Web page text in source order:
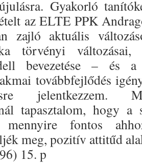
Gyakorló
az ELTE PPK
zajló aktuális
törvényi
bevezetése – és a
továbbfejlődés
tapasztalom, hogy a
mennyire fontos
meg, pozitív attitűd
15. p